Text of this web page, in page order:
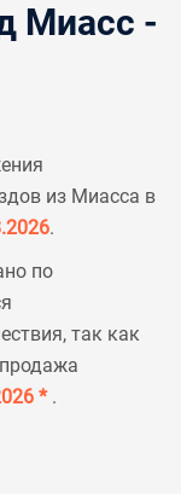
Миасс -
из Миасса в
.
по
так как
* .